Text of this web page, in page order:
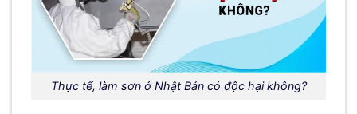
Thực tế, làm sơn ở Nhật Bản có độc hại không?